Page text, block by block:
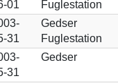
01
Fuglestation
31
Gedser
Fuglestation
31
Gedser